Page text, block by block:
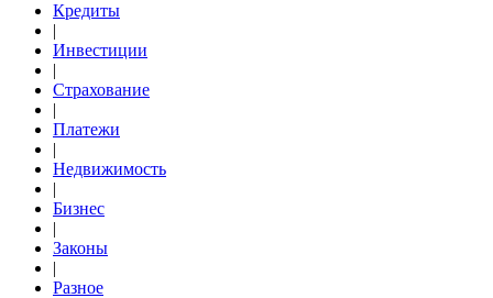
Кредиты
|
Инвестиции
|
Страхование
|
Платежи
|
Недвижимость
|
Бизнес
|
Законы
|
Разное